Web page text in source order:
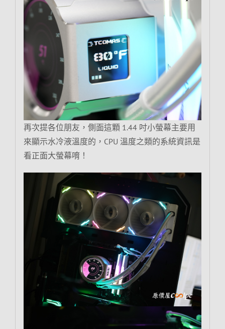
再次提各位朋友，側面這顆 1.44 吋小螢幕主要用
來顯示水冷液溫度的，CPU 溫度之類的系統資訊是
看正面大螢幕唷！